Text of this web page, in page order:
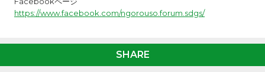
https://www.facebook.com/ngorouso.forum.sdgs/
SHARE